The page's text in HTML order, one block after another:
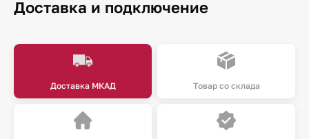
Доставка и подключение
Доставка МКАД Товар со склада